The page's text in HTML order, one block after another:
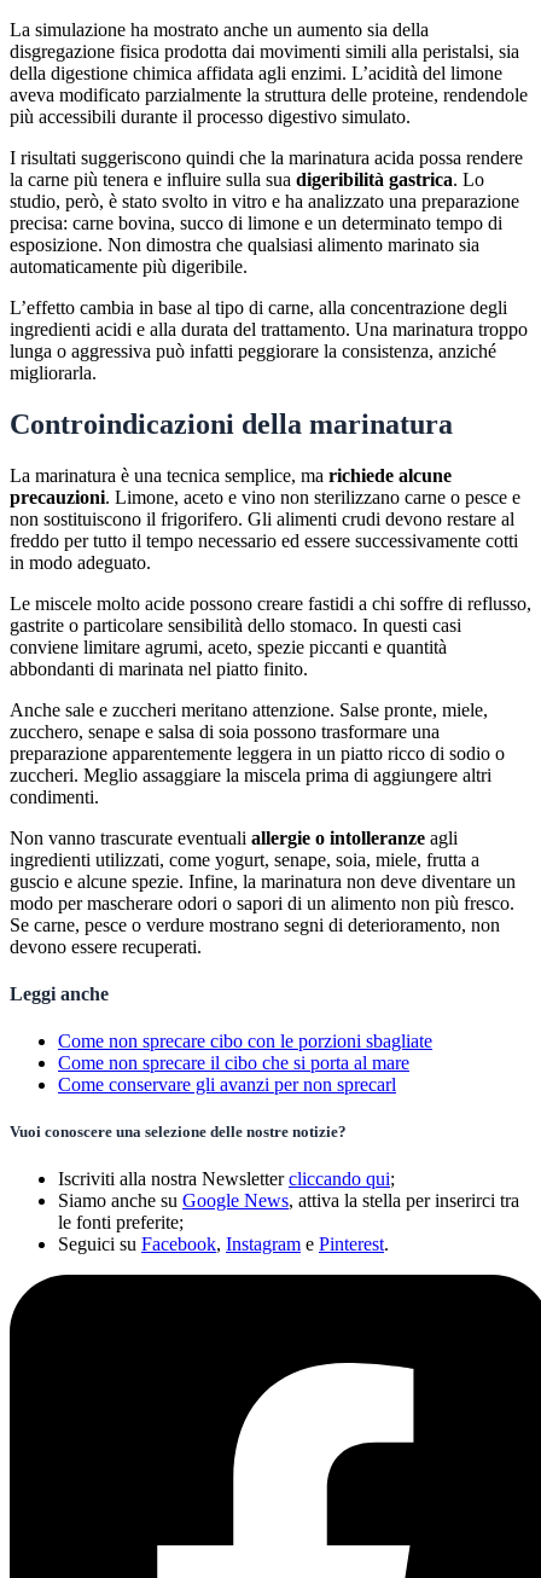
La simulazione ha mostrato anche un aumento sia della
disgregazione fisica prodotta dai movimenti simili alla peristalsi, sia
della digestione chimica affidata agli enzimi. L’acidità del limone
aveva modificato parzialmente la struttura delle proteine, rendendole
più accessibili durante il processo digestivo simulato.
I risultati suggeriscono quindi che la marinatura acida possa rendere
la carne più tenera e influire sulla sua digeribilità gastrica. Lo
studio, però, è stato svolto in vitro e ha analizzato una preparazione
precisa: carne bovina, succo di limone e un determinato tempo di
esposizione. Non dimostra che qualsiasi alimento marinato sia
automaticamente più digeribile.
L’effetto cambia in base al tipo di carne, alla concentrazione degli
ingredienti acidi e alla durata del trattamento. Una marinatura troppo
lunga o aggressiva può infatti peggiorare la consistenza, anziché
migliorarla.
Controindicazioni della marinatura
La marinatura è una tecnica semplice, ma richiede alcune
precauzioni. Limone, aceto e vino non sterilizzano carne o pesce e
non sostituiscono il frigorifero. Gli alimenti crudi devono restare al
freddo per tutto il tempo necessario ed essere successivamente cotti
in modo adeguato.
Le miscele molto acide possono creare fastidi a chi soffre di reflusso,
gastrite o particolare sensibilità dello stomaco. In questi casi
conviene limitare agrumi, aceto, spezie piccanti e quantità
abbondanti di marinata nel piatto finito.
Anche sale e zuccheri meritano attenzione. Salse pronte, miele,
zucchero, senape e salsa di soia possono trasformare una
preparazione apparentemente leggera in un piatto ricco di sodio o
zuccheri. Meglio assaggiare la miscela prima di aggiungere altri
condimenti.
Non vanno trascurate eventuali allergie o intolleranze agli
ingredienti utilizzati, come yogurt, senape, soia, miele, frutta a
guscio e alcune spezie. Infine, la marinatura non deve diventare un
modo per mascherare odori o sapori di un alimento non più fresco.
Se carne, pesce o verdure mostrano segni di deterioramento, non
devono essere recuperati.
Leggi anche
Come non sprecare cibo con le porzioni sbagliate
Come non sprecare il cibo che si porta al mare
Come conservare gli avanzi per non sprecarl
Vuoi conoscere una selezione delle nostre notizie?
Iscriviti alla nostra Newslettercliccando qui;
Siamo anche su Google News, attiva la stella per inserirci tra
le fonti preferite;
Seguici su Facebook, Instagram e Pinterest.